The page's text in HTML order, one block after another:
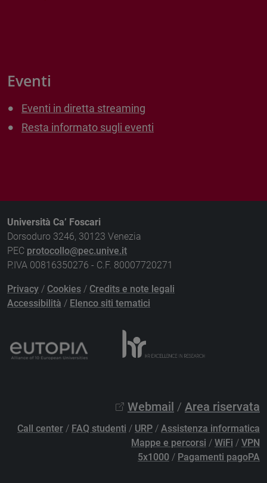
Eventi
Eventi in diretta streaming
Resta informato sugli eventi
Università Ca’ Foscari
Dorsoduro 3246, 30123 Venezia
PEC protocollo@pec.unive.it
P.IVA 00816350276 - C.F. 80007720271
Privacy / Cookies / Credits e note legali
Accessibilità / Elenco siti tematici
Webmail / Area riservata
Call center / FAQ studenti / URP / Assistenza informatica
Mappe e percorsi / WiFi / VPN
5x1000 / Pagamenti pagoPA